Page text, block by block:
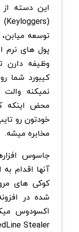
این دسته از
توسعه
پول های نرم
وظیفه دارن
کیبورد شما
نمیکنه
خودتون رو
مخابره میشه.
جاسوس
آنها اقدام
کوکی های
شده در
اکسودوس